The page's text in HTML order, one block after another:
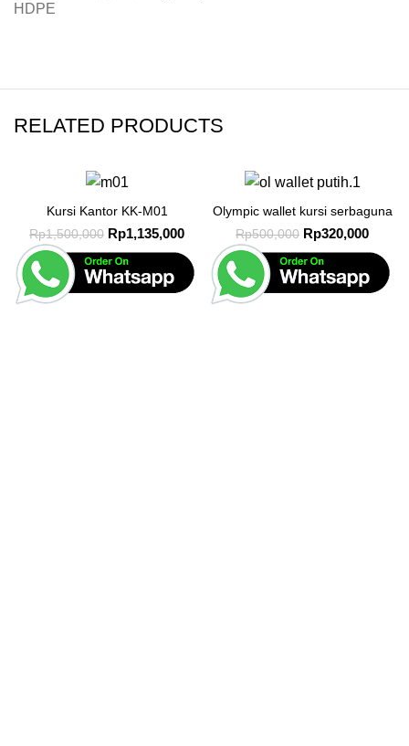
RELATED PRODUCTS
Kursi Kantor KK-M01
Rp1,500,000 Rp1,135,000
Olympic wallet kursi serbaguna
Rp500,000 Rp320,000